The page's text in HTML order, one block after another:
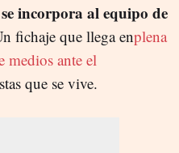
incorpora al equipo de
fichaje que llega enplena
medios ante el
que se vive.